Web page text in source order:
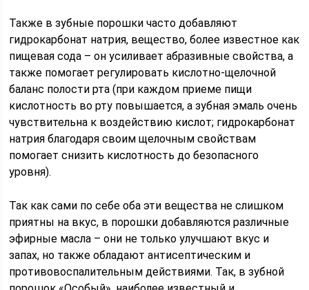
Также в зубные порошки часто добавляют
гидрокарбонат натрия, вещество, более известное как
пищевая сода – он усиливает абразивные свойства, а
также помогает регулировать кислотно-щелочной
баланс полости рта (при каждом приеме пищи
кислотность во рту повышается, а зубная эмаль очень
чувствительна к воздействию кислот; гидрокарбонат
натрия благодаря своим щелочным свойствам
помогает снизить кислотность до безопасного
уровня).
Так как сами по себе оба эти вещества не слишком
приятны на вкус, в порошки добавляются различные
эфирные масла – они не только улучшают вкус и
запах, но также обладают антисептическим и
противовоспалительным действиями. Так, в зубной